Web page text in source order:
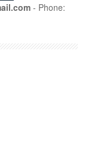
- Phone: